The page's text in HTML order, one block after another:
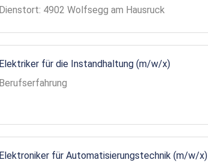
Dienstort: 4902 Wolfsegg am Hausruck
Elektriker für die Instandhaltung (m/w/x)
Berufserfahrung
Elektroniker für Automatisierungstechnik (m/w/x)